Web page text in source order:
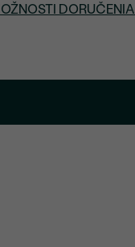
DORUČENIA